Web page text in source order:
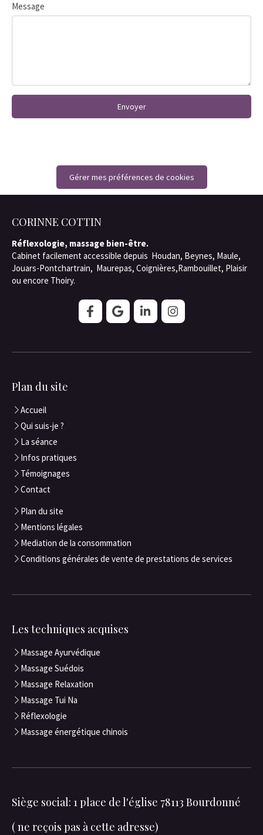
Message
Envoyer
Gérer mes préférences de cookies
CORINNE COTTIN
Réflexologie, massage bien-être.
Cabinet facilement accessible depuis Houdan, Beynes, Maule,
Jouars-Pontchartrain, Maurepas, Coignières,Rambouillet, Plaisir
ou encore Thoiry.
Plan du site
Accueil
Qui suis-je ?
La séance
Infos pratiques
Témoignages
Contact
Plan du site
Mentions légales
Mediation de la consommation
Conditions générales de vente de prestations de services
Les techniques acquises
Massage Ayurvédique
Massage Suédois
Massage Relaxation
Massage Tui Na
Réflexologie
Massage énergétique chinois
Siège social: 1 place de l'église 78113 Bourdonné
( ne reçois pas à cette adresse)